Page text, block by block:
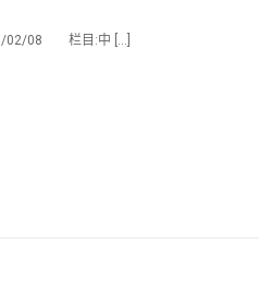
02/08 栏目:中 […]